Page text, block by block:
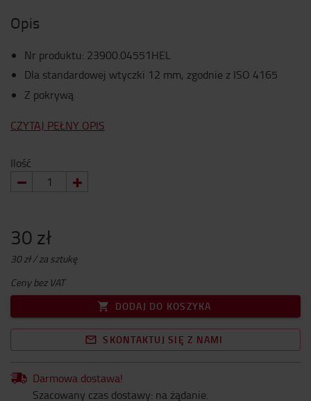
Opis
Nr produktu: 23900.04551HEL
Dla standardowej wtyczki 12 mm, zgodnie z ISO 4165
Z pokrywą
CZYTAJ PEŁNY OPIS
Ilość
30 zł
30 zł / za sztukę
Ceny bez VAT
DODAJ DO KOSZYKA
SKONTAKTUJ SIĘ Z NAMI
Darmowa dostawa!
Szacowany czas dostawy: na żądanie.